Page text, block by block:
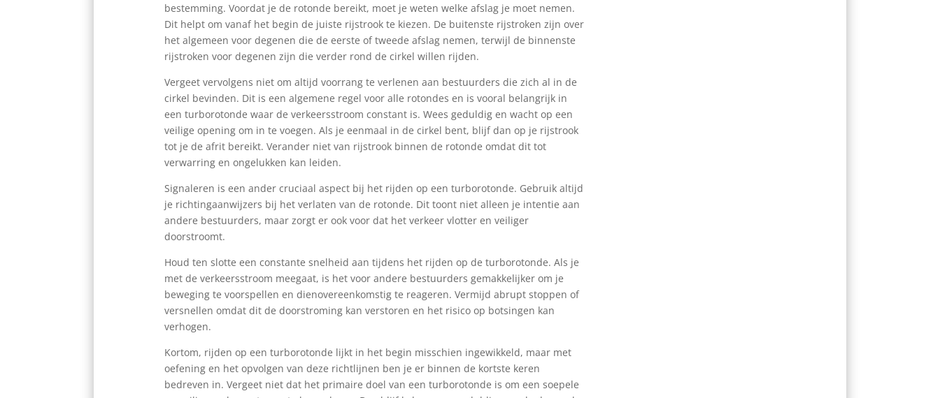
bestemming. Voordat je de rotonde bereikt, moet je weten welke afslag je moet nemen.
Dit helpt om vanaf het begin de juiste rijstrook te kiezen. De buitenste rijstroken zijn over
het algemeen voor degenen die de eerste of tweede afslag nemen, terwijl de binnenste
rijstroken voor degenen zijn die verder rond de cirkel willen rijden.
Vergeet vervolgens niet om altijd voorrang te verlenen aan bestuurders die zich al in de
cirkel bevinden. Dit is een algemene regel voor alle rotondes en is vooral belangrijk in
een turborotonde waar de verkeersstroom constant is. Wees geduldig en wacht op een
veilige opening om in te voegen. Als je eenmaal in de cirkel bent, blijf dan op je rijstrook
tot je de afrit bereikt. Verander niet van rijstrook binnen de rotonde omdat dit tot
verwarring en ongelukken kan leiden.
Signaleren is een ander cruciaal aspect bij het rijden op een turborotonde. Gebruik altijd
je richtingaanwijzers bij het verlaten van de rotonde. Dit toont niet alleen je intentie aan
andere bestuurders, maar zorgt er ook voor dat het verkeer vlotter en veiliger
doorstroomt.
Houd ten slotte een constante snelheid aan tijdens het rijden op de turborotonde. Als je
met de verkeersstroom meegaat, is het voor andere bestuurders gemakkelijker om je
beweging te voorspellen en dienovereenkomstig te reageren. Vermijd abrupt stoppen of
versnellen omdat dit de doorstroming kan verstoren en het risico op botsingen kan
verhogen.
Kortom, rijden op een turborotonde lijkt in het begin misschien ingewikkeld, maar met
oefening en het opvolgen van deze richtlijnen ben je er binnen de kortste keren
bedreven in. Vergeet niet dat het primaire doel van een turborotonde is om een soepele